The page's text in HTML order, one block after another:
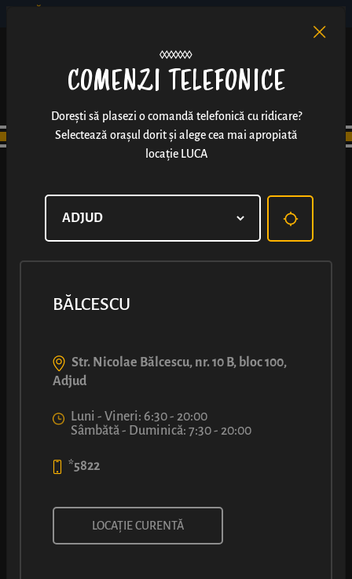
PIZZA DE POST
COMENZI TELEFONICE
Dorești să plasezi o comandă telefonică cu ridicare?
Selectează orașul dorit și alege cea mai apropiată
locație LUCA
BĂLCESCU
Str. Nicolae Bălcescu, nr. 10 B, bloc 100,
Adjud
Luni - Vineri: 6:30 - 20:00
Sâmbătă - Duminică: 7:30 - 20:00
*5822
LOCAȚIE CURENTĂ